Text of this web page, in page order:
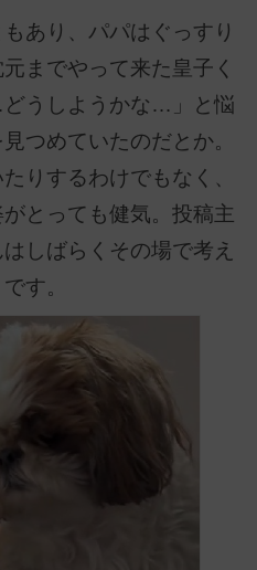
あり、パパはぐっすり
までやって来た皇子く
うしようかな…」と悩
つめていたのだとか。
りするわけでもなく、
とっても健気。投稿主
しばらくその場で考え
す。